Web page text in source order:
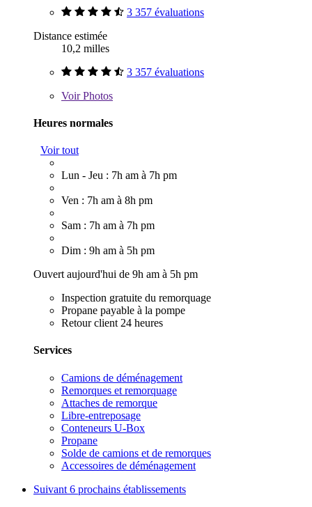
3 357 évaluations
Distance estimée
10,2 milles
3 357 évaluations
VoirPhotos
Heures normales
Voir tout
Lun - Jeu : 7h am à 7h pm
Ven : 7h am à 8h pm
Sam : 7h am à 7h pm
Dim : 9h am à 5h pm
Ouvert aujourd'hui de 9h am à 5h pm
Inspection gratuite du remorquage
Propane payable à la pompe
Retour client 24 heures
Services
Camions de déménagement
Remorques et remorquage
Attaches de remorque
Libre-entreposage
Conteneurs U-Box
Propane
Solde de camions et de remorques
Accessoires de déménagement
Suivant 6 prochains établissements